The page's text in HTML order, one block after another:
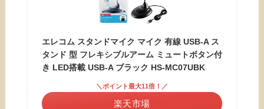
エレコム スタンドマイク マイク 有線 USB-A ス
タンド 型 フレキシブルアーム ミュートボタン付
き LED搭載 USB-A ブラック HS-MC07UBK
＼ポイント最大11倍！／
楽天市場